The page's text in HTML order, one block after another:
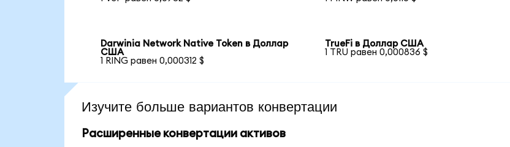
Darwinia Network Native Token в Доллар
США
1 RING равен 0,000312 $
TrueFi в Доллар США
1 TRU равен 0,000836 $
Изучите больше вариантов конвертации
Расширенные конвертации активов